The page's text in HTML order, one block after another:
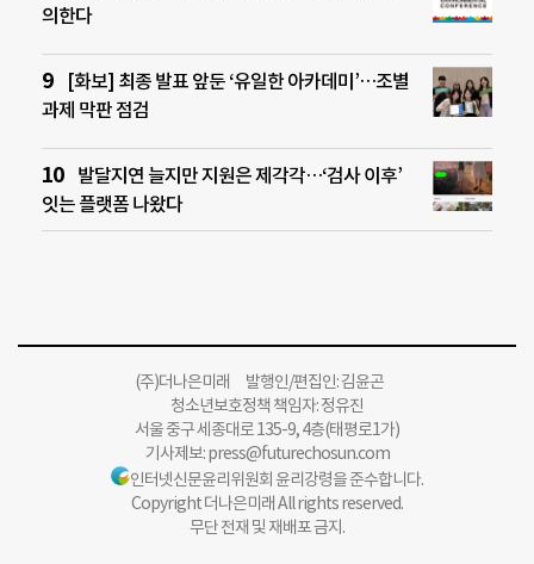
의한다
[화보] 최종 발표 앞둔 ‘유일한 아카데미’…조별
과제 막판 점검
발달지연 늘지만 지원은 제각각…‘검사 이후’
잇는 플랫폼 나왔다
(주)더나은미래 발행인/편집인: 김윤곤
청소년보호정책 책임자: 정유진
서울 중구 세종대로 135-9, 4층(태평로1가)
기사제보:press@futurechosun.com
인터넷신문윤리위원회 윤리강령을 준수합니다.
Copyright 더나은미래 All rights reserved.
무단 전재 및 재배포 금지.